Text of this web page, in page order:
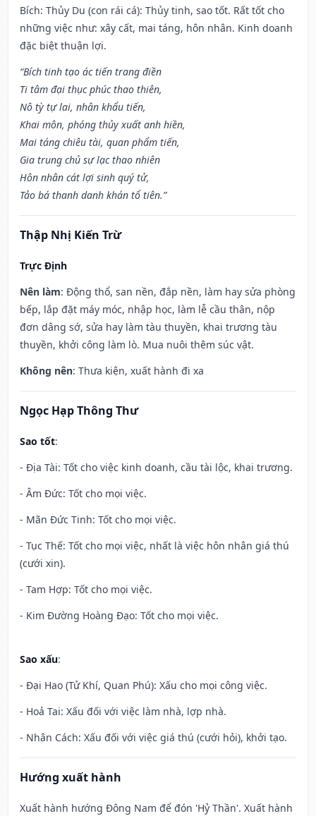
Bích: Thủy Du (con rái cá): Thủy tinh, sao tốt. Rất tốt cho
những việc như: xây cất, mai táng, hôn nhân. Kinh doanh
đặc biệt thuận lợi.
“Bích tinh tạo ác tiến trang điền
Ti tâm đại thục phúc thao thiên,
Nô tỳ tự lai, nhân khẩu tiến,
Khai môn, phóng thủy xuất anh hiền,
Mai táng chiêu tài, quan phẩm tiến,
Gia trung chủ sự lạc thao nhiên
Hôn nhân cát lợi sinh quý tử,
Tảo bá thanh danh khán tổ tiên.”
Thập Nhị Kiến Trừ
Trực Định
Nên làm: Động thổ, san nền, đắp nền, làm hay sửa phòng
bếp, lắp đặt máy móc, nhập học, làm lễ cầu thân, nộp
đơn dâng sớ, sửa hay làm tàu thuyền, khai trương tàu
thuyền, khởi công làm lò. Mua nuôi thêm súc vật.
Không nên: Thưa kiện, xuất hành đi xa
Ngọc Hạp Thông Thư
Sao tốt:
- Địa Tài: Tốt cho việc kinh doanh, cầu tài lộc, khai trương.
- Âm Đức: Tốt cho mọi việc.
- Mãn Đức Tinh: Tốt cho mọi việc.
- Tục Thế: Tốt cho mọi việc, nhất là việc hôn nhân giá thú
(cưới xin).
- Tam Hợp: Tốt cho mọi việc.
- Kim Đường Hoàng Đạo: Tốt cho mọi việc.
Sao xấu:
- Đại Hao (Tử Khí, Quan Phú): Xấu cho mọi công việc.
- Hoả Tai: Xấu đối với việc làm nhà, lợp nhà.
- Nhân Cách: Xấu đối với việc giá thú (cưới hỏi), khởi tạo.
Hướng xuất hành
Xuất hành hướng Đông Nam để đón 'Hỷ Thần'. Xuất hành